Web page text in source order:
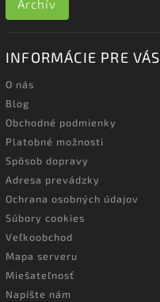
Archív
INFORMÁCIE PRE VÁS
O nás
Blog
Obchodné podmienky
Platobné možnosti
Spôsob dopravy
Adresa prevádzky
Ochrana osobných údajov
Súbory cookies
Veľkoobchod
Mapa serveru
Miešateľnosť
Napíšte nám